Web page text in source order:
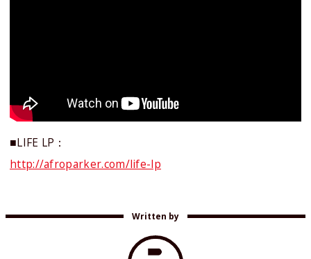
■LIFE LP：
http://afroparker.com/life-lp
Written by